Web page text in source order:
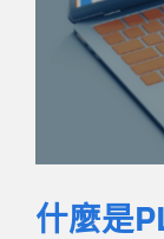
什麼是